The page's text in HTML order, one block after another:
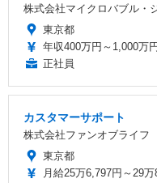
株式会社マイクロバブル・
東京都
年収400万円～1,000万円
正社員
カスタマーサポート
株式会社ファンオブライフ
東京都
月給25万6,797円～29万